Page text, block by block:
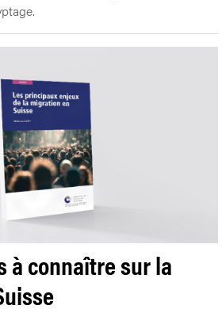
à connaître sur la